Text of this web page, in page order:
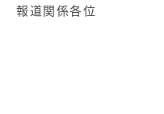
マーケティングコンサルテ
マーケティング基盤の製品
報道関係各位